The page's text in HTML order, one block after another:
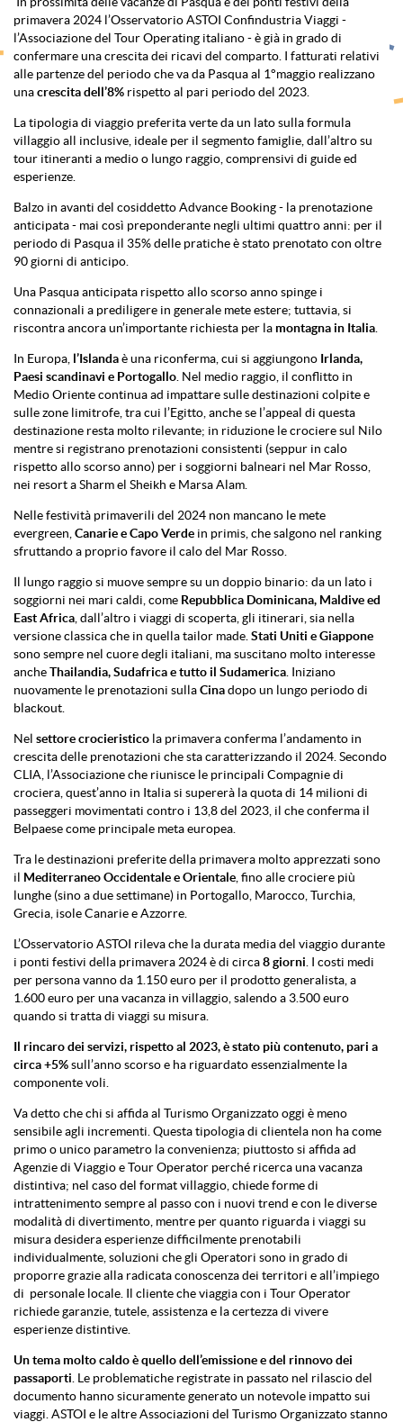
primavera 2024 l’Osservatorio ASTOI Confindustria Viaggi -
l’Associazione del Tour Operating italiano - è già in grado di
confermare una crescita dei ricavi del comparto. I fatturati relativi
alle partenze del periodo che va da Pasqua al 1°maggio realizzano
unacrescita dell’8% rispetto al pari periodo del 2023.
La tipologia di viaggio preferita verte da un lato sulla formula
villaggio all inclusive, ideale per il segmento famiglie, dall’altro su
tour itineranti a medio o lungo raggio, comprensivi di guide ed
esperienze.
Balzo in avanti del cosiddetto Advance Booking - la prenotazione
anticipata - mai così preponderante negli ultimi quattro anni: per il
periodo di Pasqua il 35% delle pratiche è stato prenotato con oltre
90 giorni di anticipo.
Una Pasqua anticipata rispetto allo scorso anno spinge i
connazionali a prediligere in generale mete estere; tuttavia, si
riscontra ancora un’importante richiesta per la montagna in Italia
In Europa, l’Islandaè una riconferma, cui si aggiungono Irlanda,
Paesi scandinavi e Portogallo . Nel medio raggio, il conflitto in
Medio Oriente continua ad impattare sulle destinazioni colpite e
sulle zone limitrofe, tra cui l’Egitto, anche se l’appeal di questa
destinazione resta molto rilevante; in riduzione le crociere sul Nilo
mentre si registrano prenotazioni consistenti (seppur in calo
rispetto allo scorso anno) per i soggiorni balneari nel Mar Rosso,
nei resort a Sharm el Sheikh e Marsa Alam.
Nelle festività primaverili del 2024 non mancano le mete
evergreen, Canarie e Capo Verde in primis, che salgono nel ranking
sfruttando a proprio favore il calo del Mar Rosso.
Il lungo raggio si muove sempre su un doppio binario: da un lato i
soggiorni nei mari caldi, come Repubblica Dominicana, Maldive ed
East Africa , dall’altro i viaggi di scoperta, gli itinerari, sia nella
versione classica che in quella tailor made. Stati Uniti e Giappone
sono sempre nel cuore degli italiani, ma suscitano molto interesse
ancheThailandia, Sudafrica e tutto il Sudamerica . Iniziano
nuovamente le prenotazioni sullaCinadopo un lungo periodo di
blackout.
Nel settore crocieristico la primavera conferma l’andamento in
crescita delle prenotazioni che sta caratterizzando il 2024. Secondo
CLIA, l’Associazione che riunisce le principali Compagnie di
crociera, quest’anno in Italia si supererà la quota di 14 milioni di
passeggeri movimentati contro i 13,8 del 2023, il che conferma il
Belpaese come principale meta europea.
Tra le destinazioni preferite della primavera molto apprezzati sono
il Mediterraneo Occidentale e Orientale , fino alle crociere più
lunghe (sino a due settimane) in Portogallo, Marocco, Turchia,
Grecia, isole Canarie e Azzorre.
L’Osservatorio ASTOI rileva che la durata media del viaggio durante
i ponti festivi della primavera 2024 è di circa8 giorni . I costi medi
per persona vanno da 1.150 euro per il prodotto generalista, a
1.600 euro per una vacanza in villaggio, salendo a 3.500 euro
quando si tratta di viaggi su misura.
Il rincaro dei servizi, rispetto al 2023, è stato più contenuto, pari a
circa +5%sull’anno scorso e ha riguardato essenzialmente la
componente voli.
Va detto che chi si affida al Turismo Organizzato oggi è meno
sensibile agli incrementi. Questa tipologia di clientela non ha come
primo o unico parametro la convenienza; piuttosto si affida ad
Agenzie di Viaggio e Tour Operator perché ricerca una vacanza
distintiva; nel caso del format villaggio, chiede forme di
intrattenimento sempre al passo con i nuovi trend e con le diverse
modalità di divertimento, mentre per quanto riguarda i viaggi su
misura desidera esperienze difficilmente prenotabili
individualmente, soluzioni che gli Operatori sono in grado di
proporre grazie alla radicata conoscenza dei territori e all’impiego
di personale locale. Il cliente che viaggia con i Tour Operator
richiede garanzie, tutele, assistenza e la certezza di vivere
esperienze distintive.
Un tema molto caldo è quello dell’emissione e del rinnovo dei
passaporti . Le problematiche registrate in passato nel rilascio del
documento hanno sicuramente generato un notevole impatto sui
viaggi. ASTOI e le altre Associazioni del Turismo Organizzato stanno